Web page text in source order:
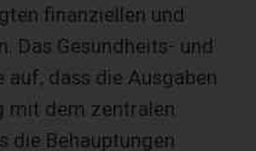
finanziellen und
Das Gesundheits- und
dass die Ausgaben
mit dem zentralen
die Behauptungen